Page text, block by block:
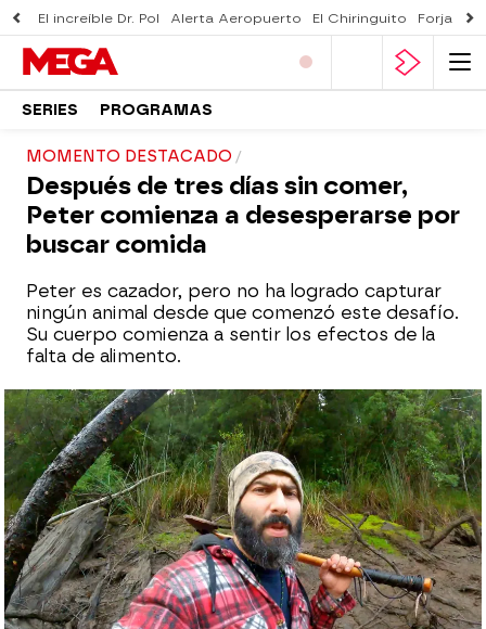
El increíble Dr. Pol Alerta Aeropuerto El Chiringuito Forjado
SERIES PROGRAMAS
MOMENTO DESTACADO
Después de tres días sin comer,
Peter comienza a desesperarse por
buscar comida
Peter es cazador, pero no ha logrado capturar
ningún animal desde que comenzó este desafío.
Su cuerpo comienza a sentir los efectos de la
falta de alimento.
mega
Publicado:17 de junio de 2025, 18:30